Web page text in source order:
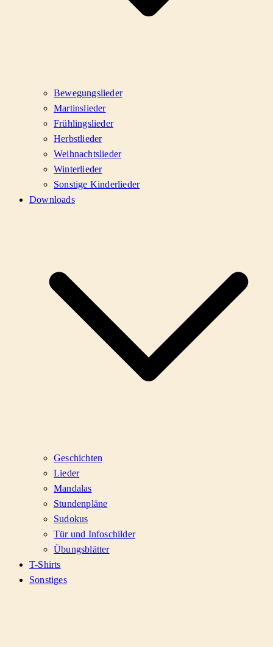
Bewegungslieder
Martinslieder
Frühlingslieder
Herbstlieder
Weihnachtslieder
Winterlieder
Sonstige Kinderlieder
Downloads
Geschichten
Lieder
Mandalas
Stundenpläne
Sudokus
Tür und Infoschilder
Übungsblätter
T-Shirts
Sonstiges